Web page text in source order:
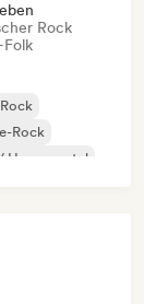
Rock
Folk
Rock
Heavy metal